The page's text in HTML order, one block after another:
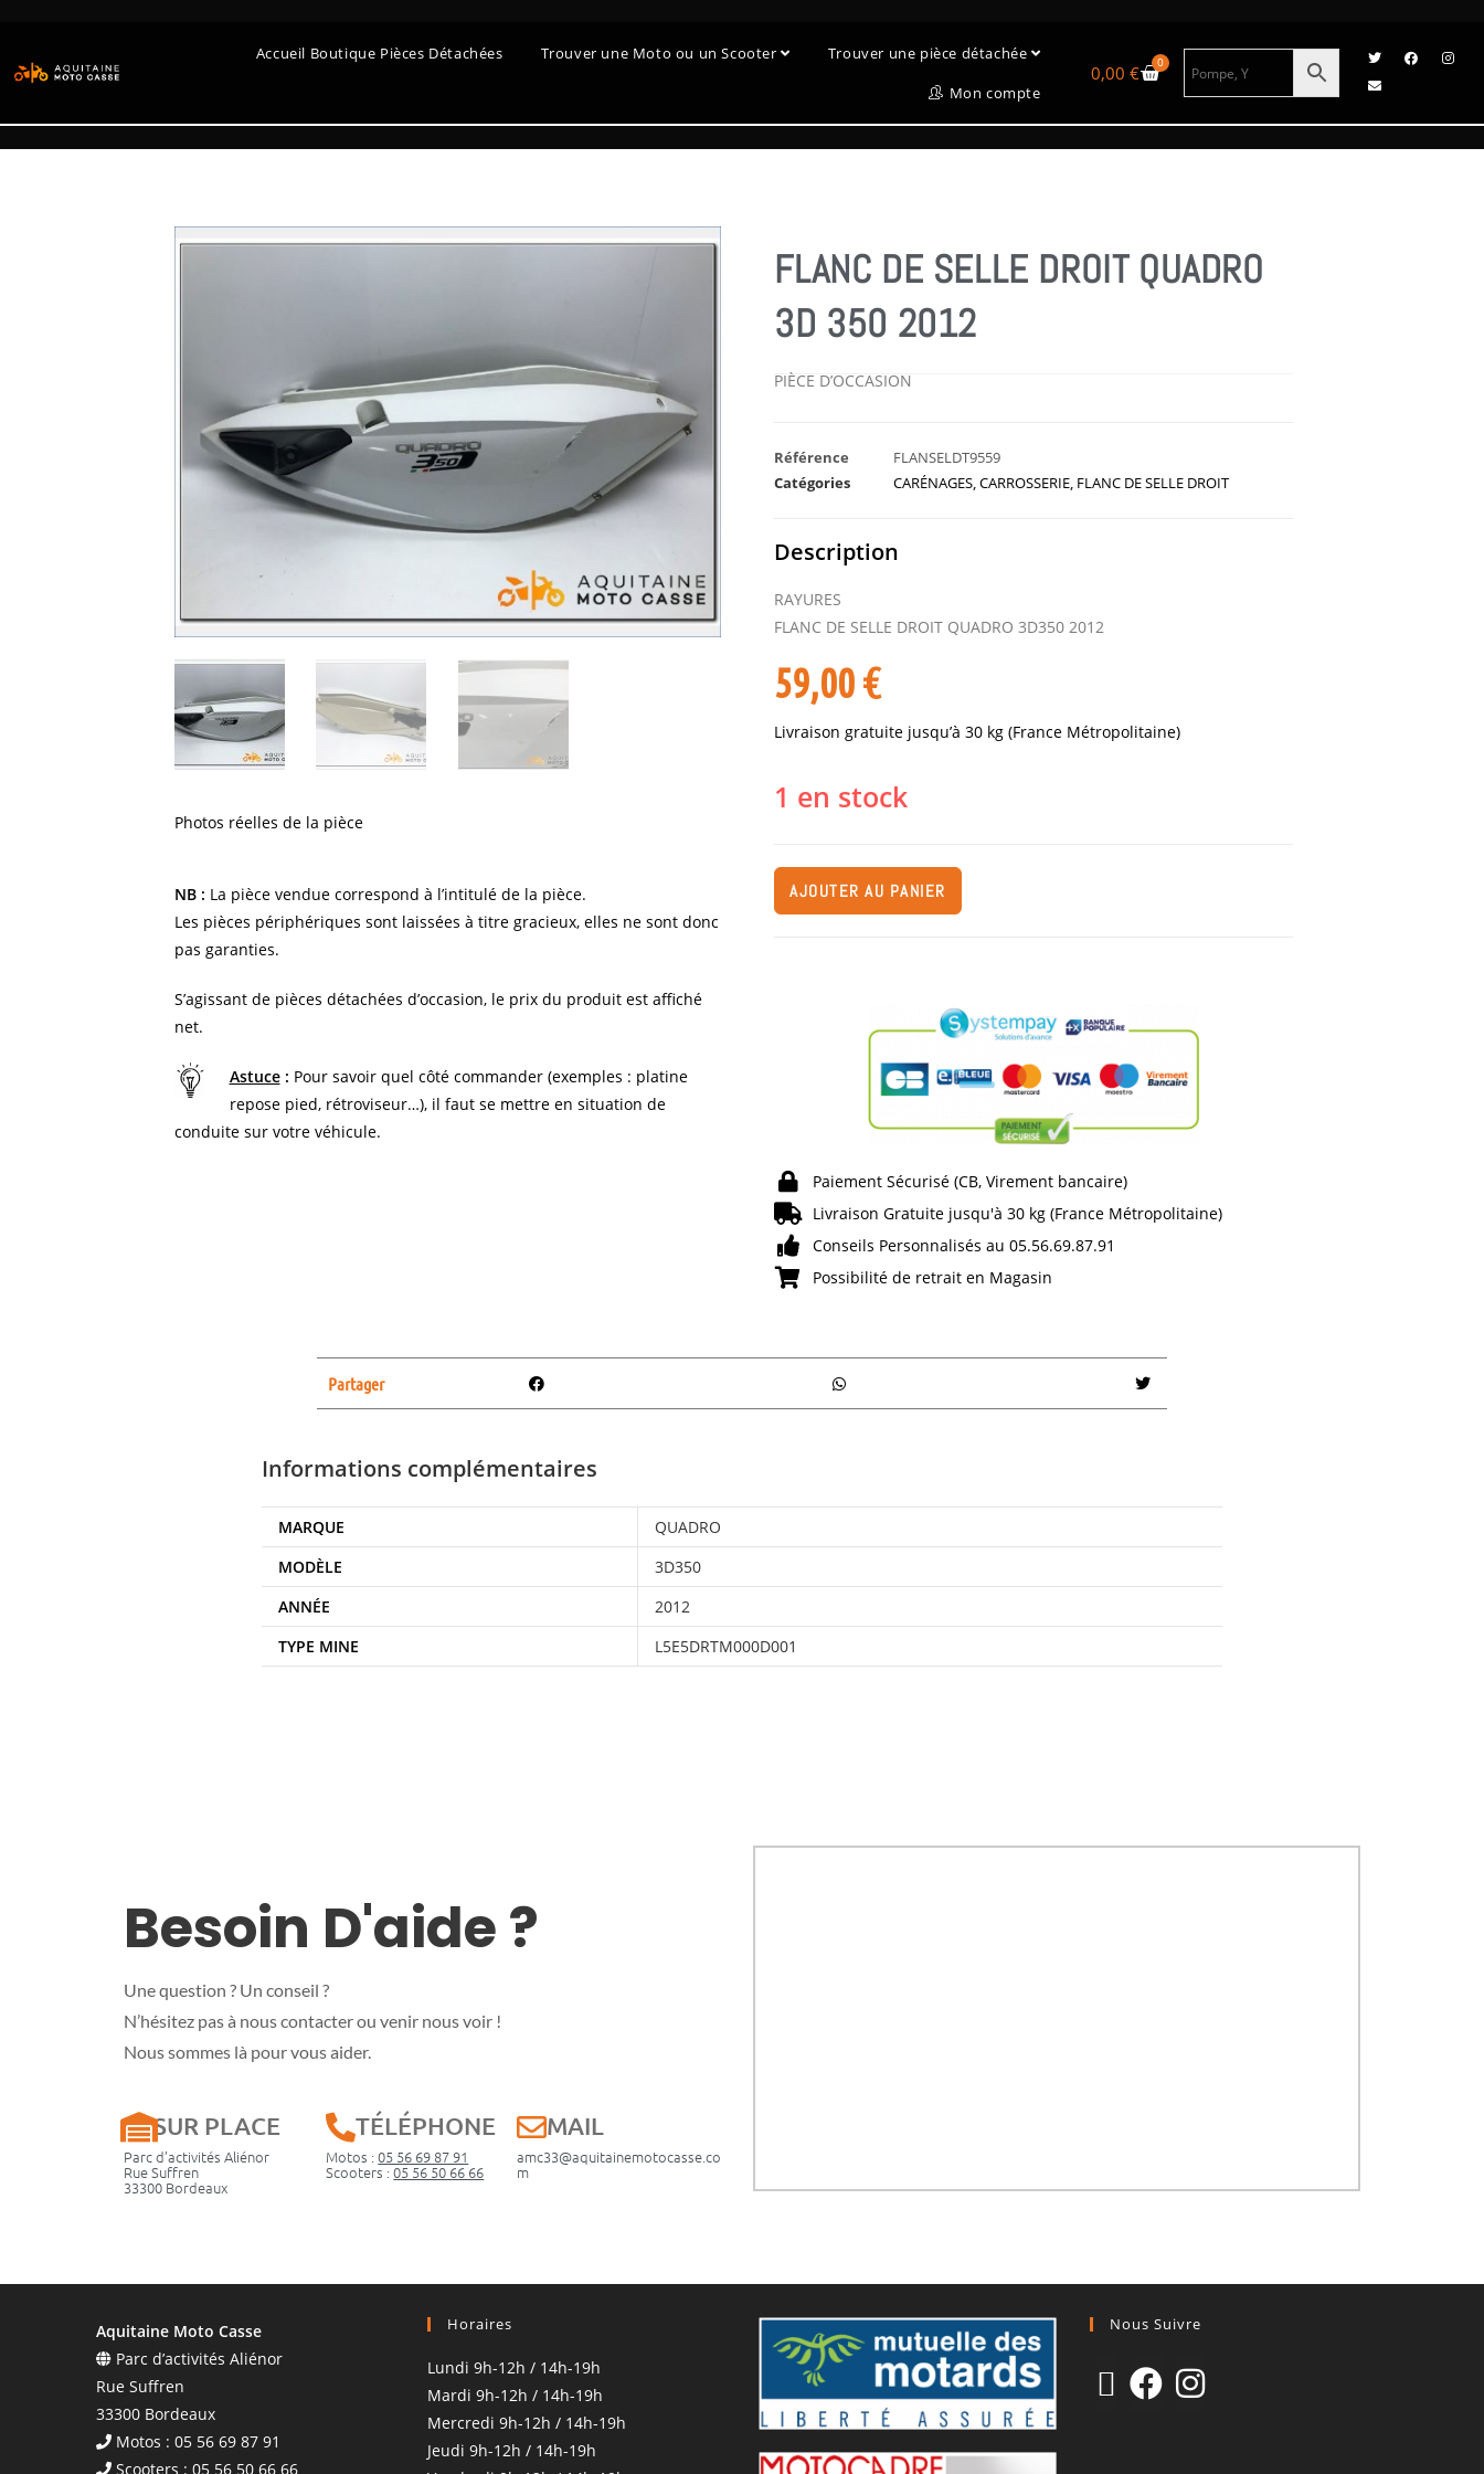
Accueil Boutique Pièces Détachées Trouver une Moto ou un Scooter
Trouver une pièce détachée
Mon compte
0,00 € 0
Photos réelles de la pièce
NB : La pièce vendue correspond à l’intitulé de la pièce.
Les pièces périphériques sont laissées à titre gracieux, elles ne sont donc
pas garanties.
S’agissant de pièces détachées d’occasion, le prix du produit est affiché
net.
Astuce: Pour savoir quel côté commander (exemples : platine
repose pied, rétroviseur…), il faut se mettre en situation de
conduite sur votre véhicule.
FLANC DE SELLE DROIT QUADRO
3D 350 2012
PIÈCE D’OCCASION
Référence
FLANSELDT9559
Catégories
CARÉNAGES,CARROSSERIE, FLANC DE SELLE DROIT
Description
RAYURES
FLANC DE SELLE DROIT QUADRO 3D350 2012
59,00€
Livraison gratuite jusqu’à 30 kg (France Métropolitaine)
1 en stock
AJOUTER AU PANIER
Paiement Sécurisé (CB, Virement bancaire)
Livraison Gratuite jusqu'à 30 kg (France Métropolitaine)
Conseils Personnalisés au 05.56.69.87.91
Possibilité de retrait en Magasin
Partager
Informations complémentaires
MARQUE
QUADRO
MODÈLE
3D350
ANNÉE
2012
TYPE MINE
L5E5DRTM000D001
Besoin D'aide ?
Une question ? Un conseil ?
N’hésitez pas à nous contacter ou venir nous voir !
Nous sommes là pour vous aider.
SUR PLACE
Parc d’activités Aliénor
Rue Suffren
33300 Bordeaux
TÉLÉPHONE
Motos :05 56 69 87 91
Scooters :05 56 50 66 66
MAIL
amc33@aquitainemotocasse.co
m
Aquitaine Moto Casse
Parc d’activités Aliénor
Rue Suffren
33300 Bordeaux
Motos : 05 56 69 87 91
Scooters : 05 56 50 66 66
Horaires
Lundi 9h-12h / 14h-19h
Mardi 9h-12h / 14h-19h
Mercredi 9h-12h / 14h-19h
Jeudi 9h-12h / 14h-19h
Nous Suivre